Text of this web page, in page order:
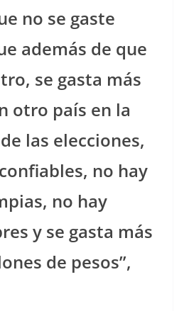
no se gaste
además de que
se gasta más
otro país en la
las elecciones,
no hay
no hay
y se gasta más
de pesos”,